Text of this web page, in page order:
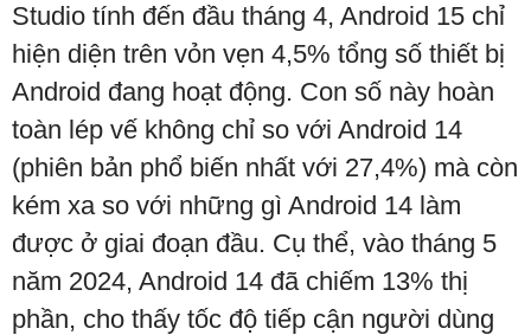
Studio tính đến đầu tháng 4, Android 15 chỉ
hiện diện trên vỏn vẹn 4,5% tổng số thiết bị
Android đang hoạt động. Con số này hoàn
toàn lép vế không chỉ so với Android 14
(phiên bản phổ biến nhất với 27,4%) mà còn
kém xa so với những gì Android 14 làm
được ở giai đoạn đầu. Cụ thể, vào tháng 5
năm 2024, Android 14 đã chiếm 13% thị
phần, cho thấy tốc độ tiếp cận người dùng